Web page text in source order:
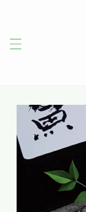
商品情
報にス
キップ